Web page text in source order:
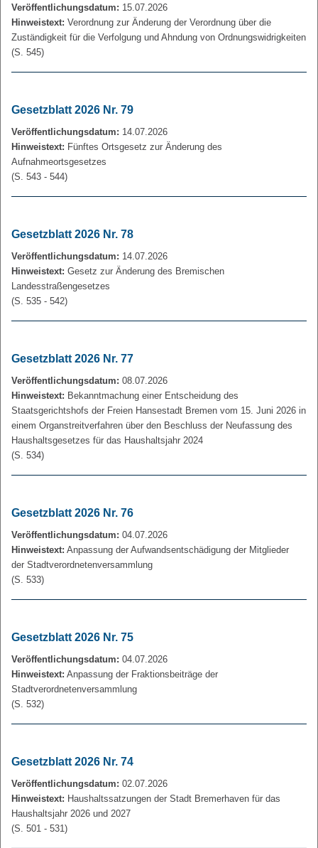
Veröffentlichungsdatum: 15.07.2026
Hinweistext: Verordnung zur Änderung der Verordnung über die
Zuständigkeit für die Verfolgung und Ahndung von Ordnungswidrigkeiten
(S. 545)
Gesetzblatt 2026 Nr. 79
Veröffentlichungsdatum: 14.07.2026
Hinweistext: Fünftes Ortsgesetz zur Änderung des
Aufnahmeortsgesetzes
(S. 543 - 544)
Gesetzblatt 2026 Nr. 78
Veröffentlichungsdatum: 14.07.2026
Hinweistext: Gesetz zur Änderung des Bremischen
Landesstraßengesetzes
(S. 535 - 542)
Gesetzblatt 2026 Nr. 77
Veröffentlichungsdatum: 08.07.2026
Hinweistext: Bekanntmachung einer Entscheidung des
Staatsgerichtshofs der Freien Hansestadt Bremen vom 15. Juni 2026 in
einem Organstreitverfahren über den Beschluss der Neufassung des
Haushaltsgesetzes für das Haushaltsjahr 2024
(S. 534)
Gesetzblatt 2026 Nr. 76
Veröffentlichungsdatum: 04.07.2026
Hinweistext: Anpassung der Aufwandsentschädigung der Mitglieder
der Stadtverordnetenversammlung
(S. 533)
Gesetzblatt 2026 Nr. 75
Veröffentlichungsdatum: 04.07.2026
Hinweistext: Anpassung der Fraktionsbeiträge der
Stadtverordnetenversammlung
(S. 532)
Gesetzblatt 2026 Nr. 74
Veröffentlichungsdatum: 02.07.2026
Hinweistext: Haushaltssatzungen der Stadt Bremerhaven für das
Haushaltsjahr 2026 und 2027
(S. 501 - 531)